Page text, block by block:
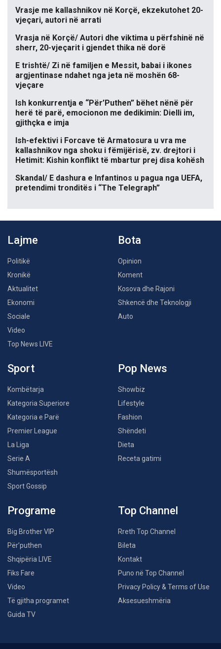
Vrasje me kallashnikov në Korçë, ekzekutohet 20-
vjeçari, autori në arrati
Vrasja në Korçë/ Autori dhe viktima u përfshinë në
sherr, 20-vjeçarit i gjendet thika në dorë
E trishtë/ Zi në familjen e Messit, babai i ikones
argjentinase ndahet nga jeta në moshën 68-
vjeçare
Ish konkurrentja e “Për’Puthen” bëhet nënë për
herë të parë, emocionon me dedikimin: Dielli im,
gjithçka e imja
Ish-efektivi i Forcave të Armatosura u vra me
kallashnikov nga shoku i fëmijërisë, zv. drejtori i
Hetimit: Kishin konflikt të mbartur prej disa kohësh
Skandal/ E dashura e Infantinos u pagua nga UEFA,
pretendimi tronditës i “The Telegraph”
Lajme
Politikë
Kronikë
Aktualitet
Ekonomi
Sociale
Video
Top News LIVE
Bota
Opinion
Koment
Kosova dhe Rajoni
Shkencë dhe Teknologji
Auto
Sport
Kombëtarja
Kategoria Superiore
Kategoria e Parë
Premier League
La Liga
Serie A
Shumësportësh
Sport Gossip
Pop News
Showbiz
Lifestyle
Fashion
Shëndeti
Dieta
Receta gatimi
Programe
Big Brother VIP
Për’puthen
Shqipëria LIVE
Fiks Fare
Video
Të gjitha programet
Guida TV
Top Channel
Rreth Top Channel
Bileta
Kontakt
Puno në Top Channel
Privacy Policy & Terms of Use
Aksesueshmëria